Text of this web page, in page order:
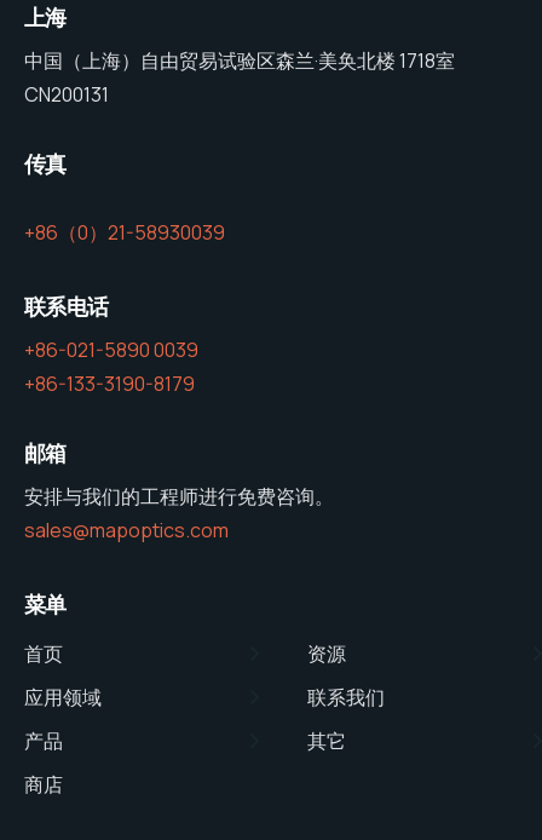
上海
中国（上海）自由贸易试验区森兰·美奂北楼 1718室
CN200131
传真
+86（0）21-58930039
联系电话
+86-021-5890 0039
+86-133-3190-8179
邮箱
安排与我们的工程师进行免费咨询。
sales@mapoptics.com
菜单
首页
应用领域
产品
商店
资源
联系我们
其它